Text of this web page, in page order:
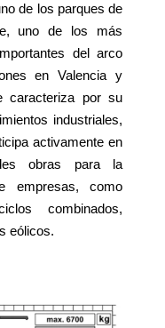
de los parques de
uno de los más
del arco
en Valencia y
caracteriza por su
industriales,
activamente en
obras para la
empresas, como
combinados,
eólicos.